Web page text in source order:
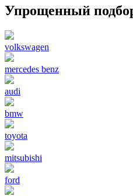
Упрощенный
volkswagen
mercedes benz
audi
bmw
toyota
mitsubishi
ford